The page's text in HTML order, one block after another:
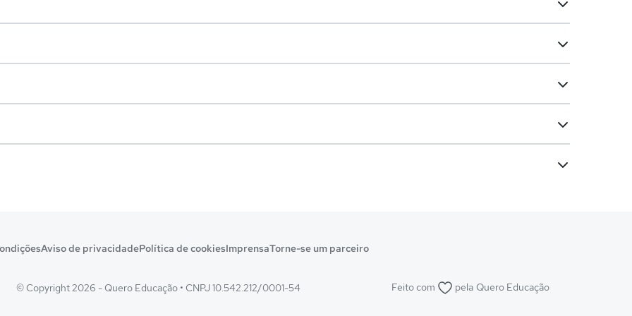
Aviso de privacidadePolítica de cookiesImprensaTorne-se um parceiro
© Copyright 2026 - Quero Educação • CNPJ 10.542.212/0001-54 Feito com pela Quero Educação